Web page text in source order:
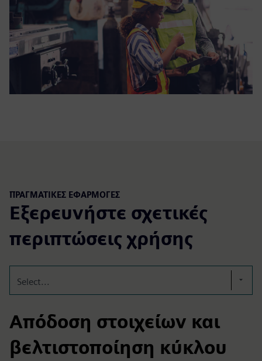
ΠΡΑΓΜΑΤΙΚΕΣ ΕΦΑΡΜΟΓΕΣ
Εξερευνήστε σχετικές
περιπτώσεις χρήσης
Select...
Απόδοση στοιχείων και
βελτιστοποίηση κύκλου